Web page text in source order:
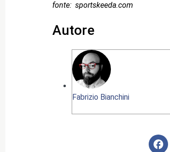
fonte: sportskeeda.com
Autore
Fabrizio Bianchini